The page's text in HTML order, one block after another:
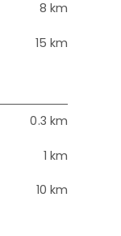
8 km
15 km
0.3 km
1 km
10 km